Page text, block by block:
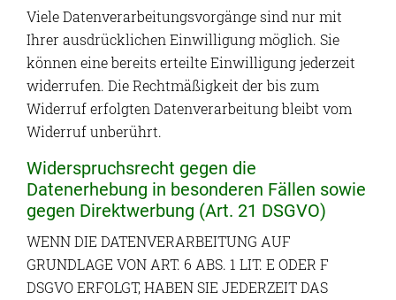
Viele Datenverarbeitungsvorgänge sind nur mit
Ihrer ausdrücklichen Einwilligung möglich. Sie
können eine bereits erteilte Einwilligung jederzeit
widerrufen. Die Rechtmäßigkeit der bis zum
Widerruf erfolgten Datenverarbeitung bleibt vom
Widerruf unberührt.
Widerspruchsrecht gegen die
Datenerhebung in besonderen Fällen sowie
gegen Direktwerbung (Art. 21 DSGVO)
WENN DIE DATENVERARBEITUNG AUF
GRUNDLAGE VON ART. 6 ABS. 1 LIT. E ODER F
DSGVO ERFOLGT, HABEN SIE JEDERZEIT DAS